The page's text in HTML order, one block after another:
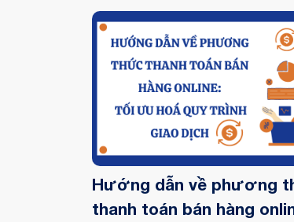
Hướng dẫn về phương
thanh toán bán hàng